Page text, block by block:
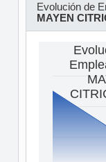
Evolución de
MAYEN